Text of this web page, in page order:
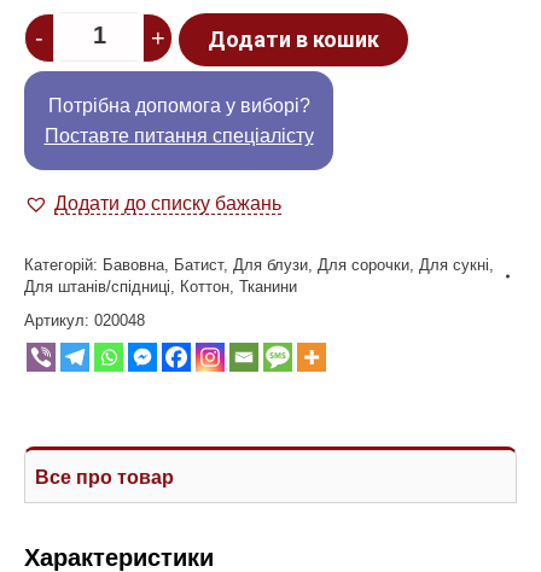
Quantity
- + Додати в кошик
Потрібна допомога у виборі?
Поставте питання спеціалісту
Додати до списку бажань
Категорій: Бавовна Батист, Для блузи Для сорочки Для сукні
Для штанів/спідниці
Коттон Тканини
Артикул: 020048
Все про товар
Характеристики